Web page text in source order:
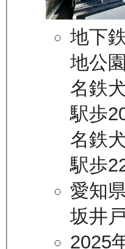
地下
地公
名鉄
駅歩
名鉄
駅歩
愛知
坂井
2025